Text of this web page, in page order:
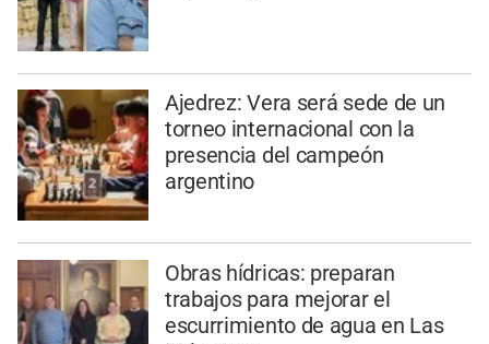
Ajedrez: Vera será sede de un
torneo internacional con la
presencia del campeón
argentino
Obras hídricas: preparan
trabajos para mejorar el
escurrimiento de agua en Las